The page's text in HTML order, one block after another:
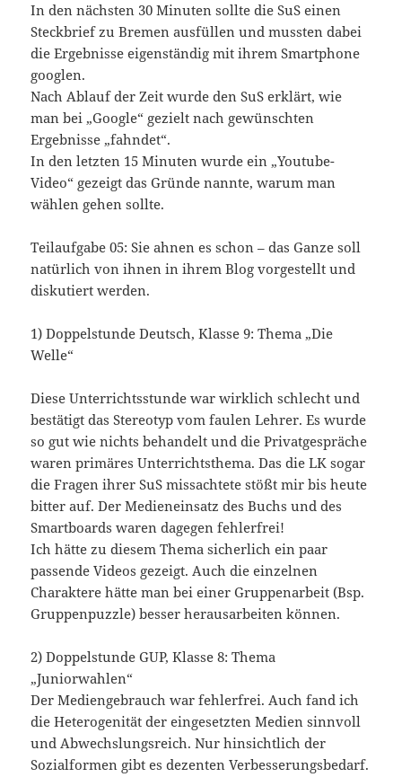
In den nächsten 30 Minuten sollte die SuS einen
Steckbrief zu Bremen ausfüllen und mussten dabei
die Ergebnisse eigenständig mit ihrem Smartphone
googlen.
Nach Ablauf der Zeit wurde den SuS erklärt, wie
man bei „Google“ gezielt nach gewünschten
Ergebnisse „fahndet“.
In den letzten 15 Minuten wurde ein „Youtube-
Video“ gezeigt das Gründe nannte, warum man
wählen gehen sollte.
Teilaufgabe 05: Sie ahnen es schon – das Ganze soll
natürlich von ihnen in ihrem Blog vorgestellt und
diskutiert werden.
1) Doppelstunde Deutsch, Klasse 9: Thema „Die
Welle“
Diese Unterrichtsstunde war wirklich schlecht und
bestätigt das Stereotyp vom faulen Lehrer. Es wurde
so gut wie nichts behandelt und die Privatgespräche
waren primäres Unterrichtsthema. Das die LK sogar
die Fragen ihrer SuS missachtete stößt mir bis heute
bitter auf. Der Medieneinsatz des Buchs und des
Smartboards waren dagegen fehlerfrei!
Ich hätte zu diesem Thema sicherlich ein paar
passende Videos gezeigt. Auch die einzelnen
Charaktere hätte man bei einer Gruppenarbeit (Bsp.
Gruppenpuzzle) besser herausarbeiten können.
2) Doppelstunde GUP, Klasse 8: Thema
„Juniorwahlen“
Der Mediengebrauch war fehlerfrei. Auch fand ich
die Heterogenität der eingesetzten Medien sinnvoll
und Abwechslungsreich. Nur hinsichtlich der
Sozialformen gibt es dezenten Verbesserungsbedarf.